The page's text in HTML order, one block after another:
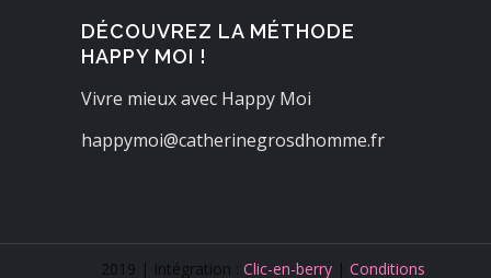
DÉCOUVREZ LA MÉTHODE
HAPPY MOI !
Vivre mieux avec Happy Moi
happymoi@catherinegrosdhomme.fr
2019 | Intégration : Clic-en-berry | Conditions